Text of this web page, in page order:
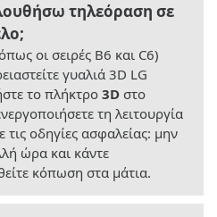
τηλεόραση σε
οι σειρές B6 και C6)
γυαλιά 3D LG
το πλήκτρο 3D στο
τη λειτουργία
τις οδηγίες ασφαλείας: μην
ώρα και κάντε
κόπωση στα μάτια.